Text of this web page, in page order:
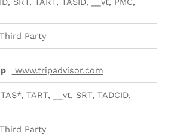
Third Party
www.tripadvisor.com
TART, __vt, SRT, TADCID,
Third Party